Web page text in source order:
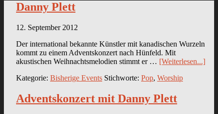
Danny Plett
12. September 2012
Der international bekannte Künstler mit kanadischen Wurzeln
kommt zu einem Adventskonzert nach Hünfeld. Mit
akustischen Weihnachtsmelodien stimmt er … [Weiterlesen...]
Kategorie: Bisherige Events Stichworte: Pop, Worship
Adventskonzert mit Danny Plett